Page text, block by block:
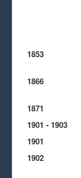
1853
1866
1871
1901 - 1903
1901
1902